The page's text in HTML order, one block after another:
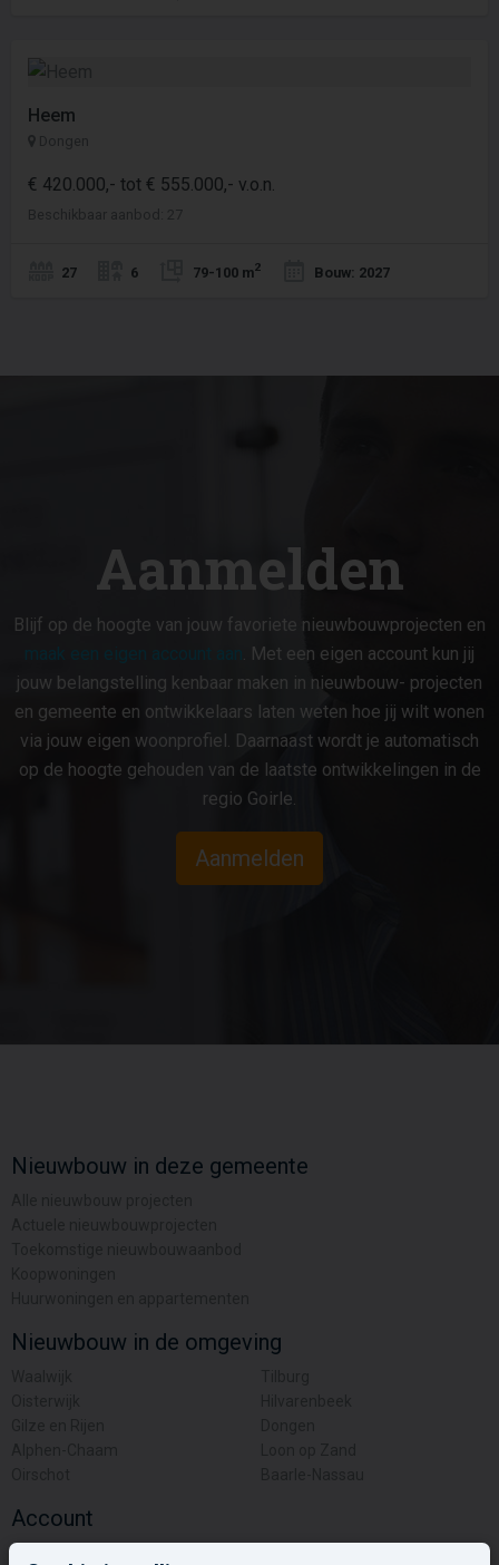
Heem
Dongen
€ 420.000,- tot € 555.000,- v.o.n.
Beschikbaar aanbod: 27
27 6 79-100 m2 Bouw: 2027
Aanmelden
Blijf op de hoogte van jouw favoriete nieuwbouwprojecten en
. Met een eigen account kun jij
jouw belangstelling kenbaar maken in nieuwbouw- projecten
en gemeente en ontwikkelaars laten weten hoe jij wilt wonen
via jouw eigen woonprofiel. Daarnaast wordt je automatisch
op de hoogte gehouden van de laatste ontwikkelingen in de
regio Goirle.
Aanmelden
Nieuwbouw in deze gemeente
Nieuwbouw in de omgeving
Account